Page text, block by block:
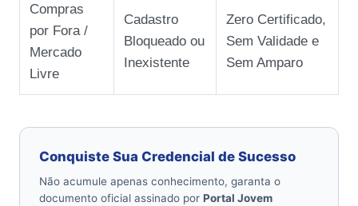
Compras
por Fora /
Mercado
Livre
Cadastro
Bloqueado ou
Inexistente
Zero Certificado,
Sem Validade e
Sem Amparo
Conquiste Sua Credencial de Sucesso
Não acumule apenas conhecimento, garanta o
documento oficial assinado por Portal Jovem